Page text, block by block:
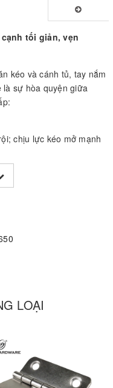
cạnh tối giản, vẹn
kéo và cánh tủ, tay nắm
sự hòa quyện giữa
chịu lực kéo mở mạnh
trọn vẹn kết cấu kim
vức, mang lại cảm giác
ốc vít, giữ vẻ liền mạch
LOẠI